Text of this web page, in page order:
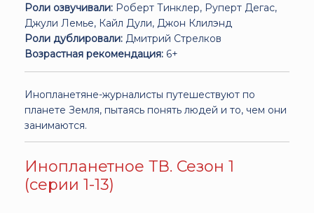
Роли озвучивали: Роберт Тинклер, Руперт Дегас,
Джули Лемье, Кайл Дули, Джон Клилэнд
Роли дублировали: Дмитрий Стрелков
Возрастная рекомендация: 6+
Инопланетяне-журналисты путешествуют по
планете Земля, пытаясь понять людей и то, чем они
занимаются.
Инопланетное ТВ. Сезон 1
(серии 1-13)